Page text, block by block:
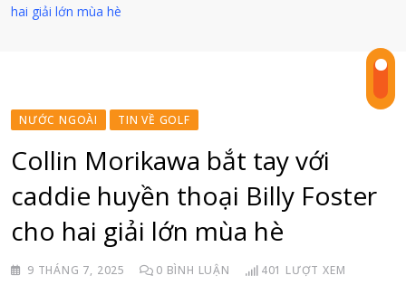
hai giải lớn mùa hè
NƯỚC NGOÀI TIN VỀ GOLF
Collin Morikawa bắt tay với
caddie huyền thoại Billy Foster
cho hai giải lớn mùa hè
9 THÁNG 7, 2025 0 BÌNH LUẬN 401 LƯỢT XEM